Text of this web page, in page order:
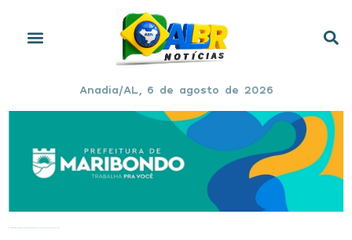
Anadia/AL, 6 de agosto de 2026